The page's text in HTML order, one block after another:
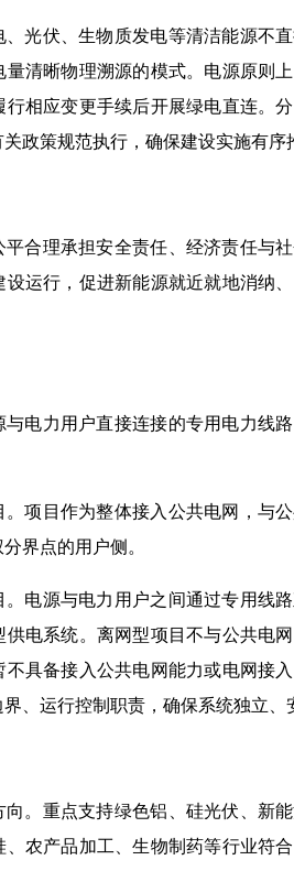
、光伏、生物质发电等清洁能源不
量清晰物理溯源的模式。电源原则
行相应变更手续后开展绿电直连。
政策规范执行，确保建设实施有
平合理承担安全责任、经济责任与
设运行，促进新能源就近就地消纳
与电力用户直接连接的专用电力线
。项目作为整体接入公共电网，与
界点的用户侧。
。电源与电力用户之间通过专用线
供电系统。离网型项目不与公共电
不具备接入公共电网能力或电网接
、运行控制职责，确保系统独立、
向。重点支持绿色铝、硅光伏、新
、农产品加工、生物制药等行业符